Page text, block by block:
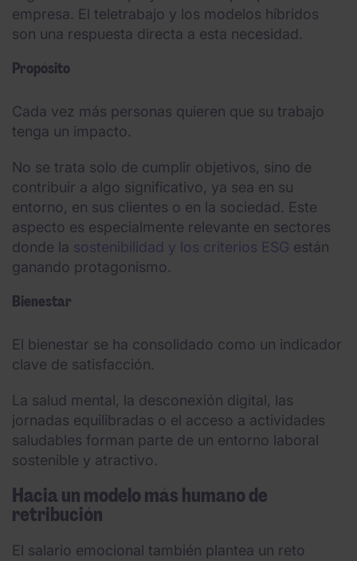
empresa. El teletrabajo y los modelos híbridos
son una respuesta directa a esta necesidad.
Propósito
Cada vez más personas quieren que su trabajo
tenga un impacto.
No se trata solo de cumplir objetivos, sino de
contribuir a algo significativo, ya sea en su
entorno, en sus clientes o en la sociedad. Este
aspecto es especialmente relevante en sectores
donde la sostenibilidad y los criterios ESG están
ganando protagonismo.
Bienestar
El bienestar se ha consolidado como un indicador
clave de satisfacción.
La salud mental, la desconexión digital, las
jornadas equilibradas o el acceso a actividades
saludables forman parte de un entorno laboral
sostenible y atractivo.
Hacia un modelo más humano de
retribución
El salario emocional también plantea un reto